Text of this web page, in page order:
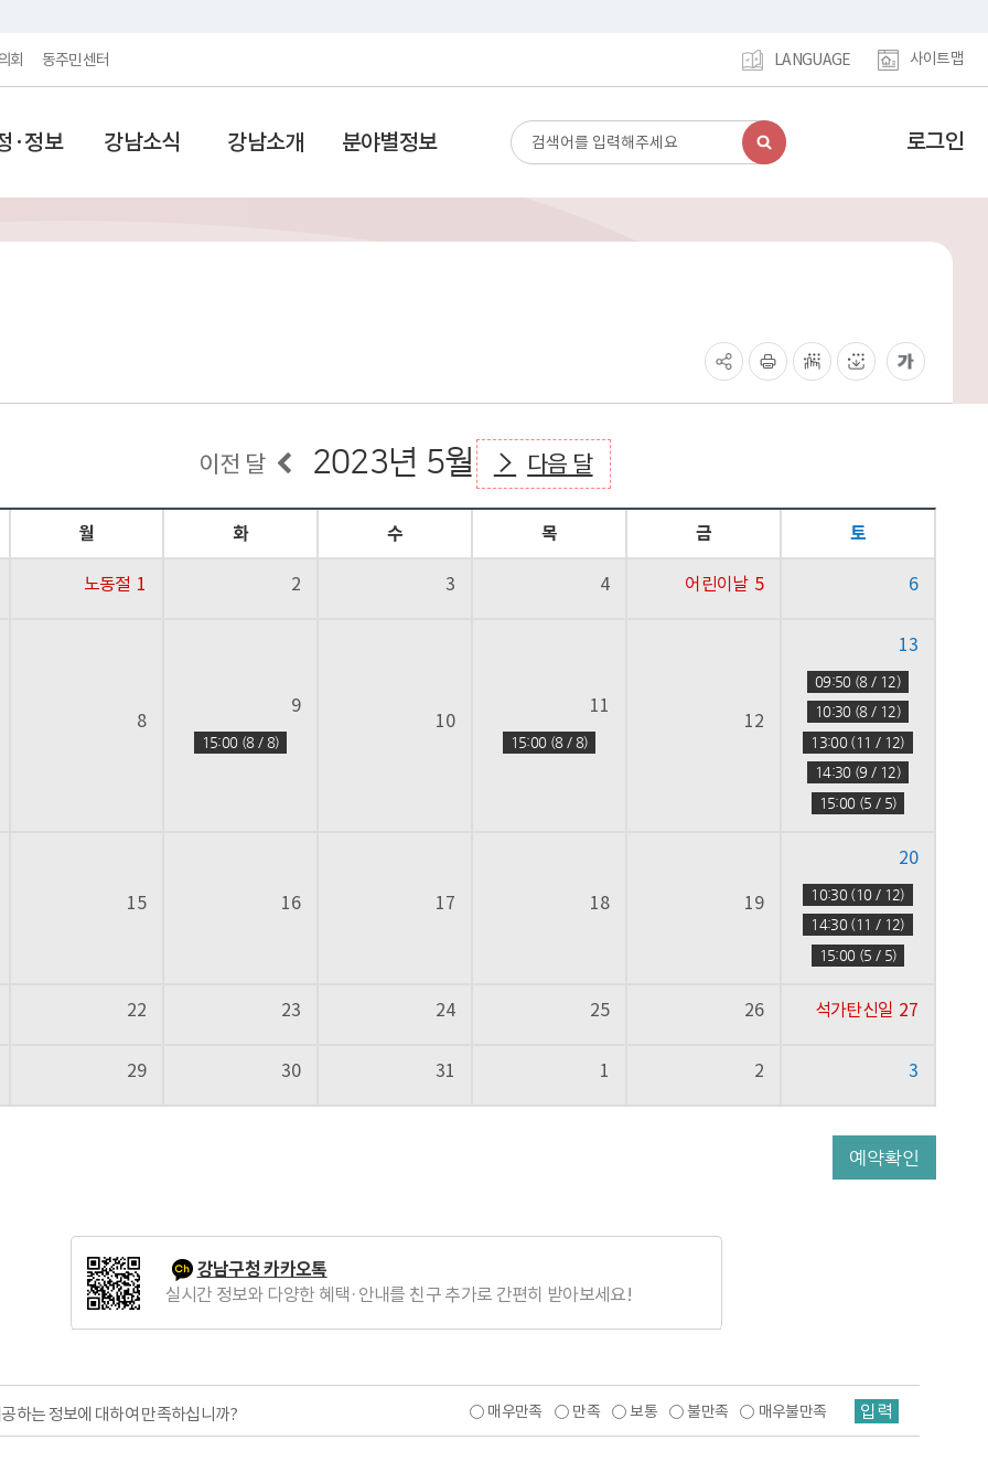
회 동주민센터 LANGUAGE 사이트맵
·정보 강남소식 강남소개 분야별정보
검
색
동
로그인
이전 달 2023년 5월 다음 달
월 화 수 목 금 토
1
노동절 2 3 4 5
어린이날 6
8
9
15:00 (8 / 8)
10
11
15:00 (8 / 8)
12
13
09:50 (8 / 12)
10:30 (8 / 12)
13:00 (11 / 12)
14:30 (9 / 12)
15:00 (5 / 5)
15 16 17 18 19
20
10:30 (10 / 12)
14:30 (11 / 12)
15:00 (5 / 5)
22 23 24 25 26 27
석가탄신일
29 30 31 1 2 3
예약확인
강남구청 카카오톡
실시간 정보와 다양한 혜택·안내를 친구 추가로 간편히 받아보세요!
하는 정보에 대하여 만족하십니까? 매우만족 만족 보통 불만족 매우불만족 입력